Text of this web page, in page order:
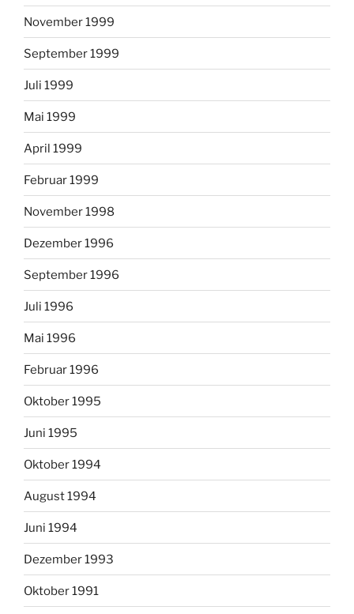
November 1999
September 1999
Juli 1999
Mai 1999
April 1999
Februar 1999
November 1998
Dezember 1996
September 1996
Juli 1996
Mai 1996
Februar 1996
Oktober 1995
Juni 1995
Oktober 1994
August 1994
Juni 1994
Dezember 1993
Oktober 1991